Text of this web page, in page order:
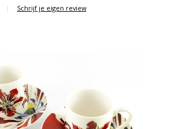
| Schrijf je eigen review